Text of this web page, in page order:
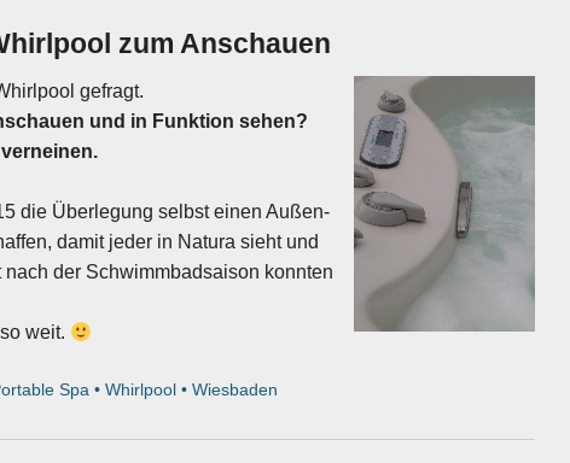
zum Anschauen
gefragt.
und in Funktion sehen?
die Überlegung selbst einen Außen-
damit jeder in Natura sieht und
der Schwimmbadsaison konnten
weit.
Spa •Whirlpool •Wiesbaden